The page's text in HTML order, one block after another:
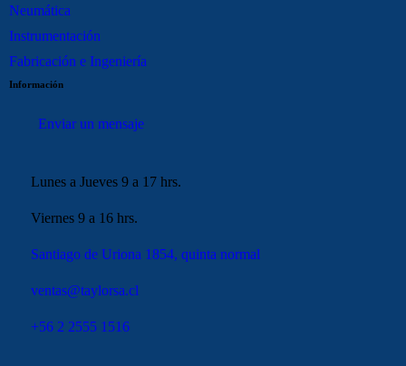
Neumática
Instrumentación
Fabricación e Ingeniería
Información
Enviar un mensaje
Lunes a Jueves 9 a 17 hrs.
Viernes 9 a 16 hrs.
Santiago de Uriona 1854, quinta normal
ventas@taylorsa.cl
+56 2 2555 1516